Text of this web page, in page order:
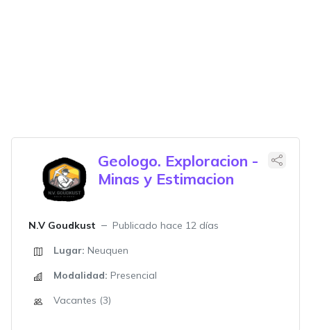
Geologo. Exploracion -
Minas y Estimacion
N.V Goudkust
Publicado hace 12 días
Lugar: Neuquen
Modalidad: Presencial
Vacantes (3)